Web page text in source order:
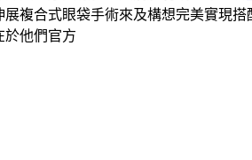
展複合式眼袋手術來及構想完美實現搭
於他們官方